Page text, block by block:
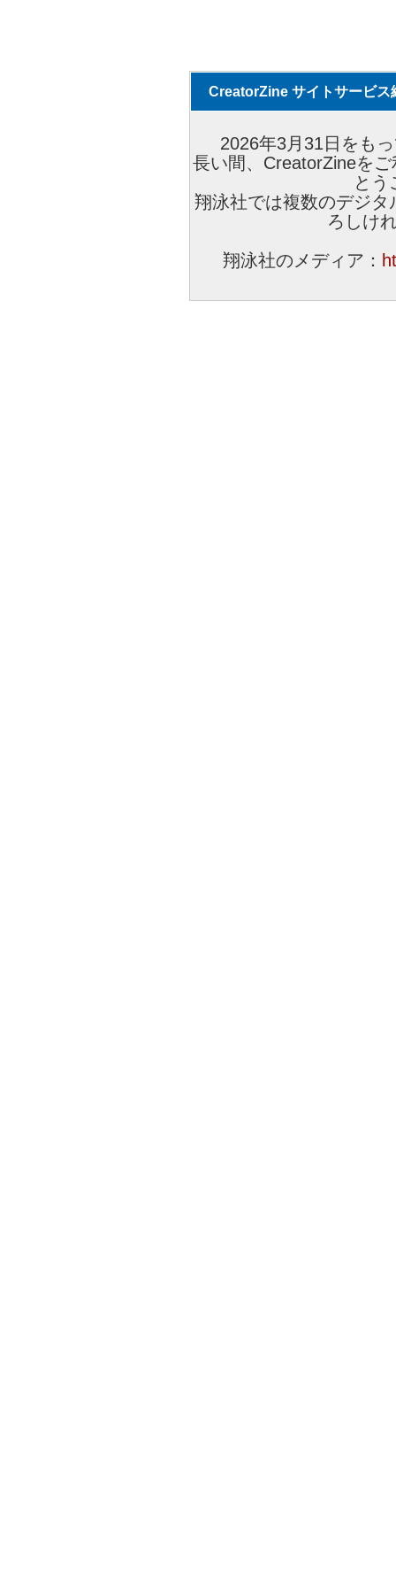
CreatorZine サイトサービス
2026年3月31日をも
長い間、CreatorZineを
とう
翔泳社では複数のデジ
ろしけ
翔泳社のメディア：